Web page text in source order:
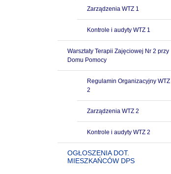
Zarządzenia WTZ 1
Kontrole i audyty WTZ 1
Warsztaty Terapii Zajęciowej Nr 2 przy
Domu Pomocy
Regulamin Organizacyjny WTZ
2
Zarządzenia WTZ 2
Kontrole i audyty WTZ 2
OGŁOSZENIA DOT.
MIESZKAŃCÓW DPS